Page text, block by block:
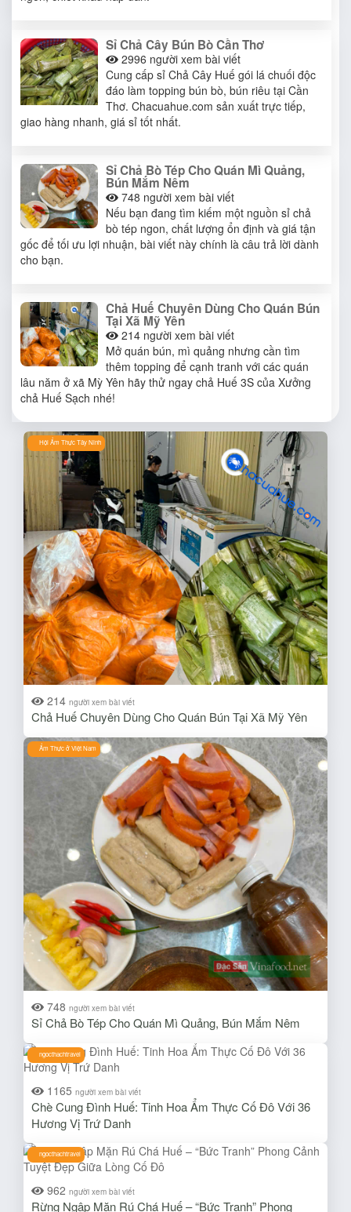
Sỉ Chả Cây Bún Bò Cần Thơ
2996 người xem bài viết
Cung cấp sỉ Chả Cây Huế gói lá chuối độc
đáo làm topping bún bò, bún riêu tại Cần
Thơ. Chacuahue.com sản xuất trực tiếp,
giao hàng nhanh, giá sỉ tốt nhất.
Sỉ Chả Bò Tép Cho Quán Mì Quảng,
Bún Mắm Nêm
748 người xem bài viết
Nếu bạn đang tìm kiếm một nguồn sỉ chả
bò tép ngon, chất lượng ổn định và giá tận
gốc để tối ưu lợi nhuận, bài viết này chính là câu trả lời dành
cho bạn.
Chả Huế Chuyên Dùng Cho Quán Bún
Tại Xã Mỹ Yên
214 người xem bài viết
Mở quán bún, mì quảng nhưng cần tìm
thêm topping để cạnh tranh với các quán
lâu năm ở xã Mỳ Yên hãy thử ngay chả Huế 3S của Xưởng
chả Huế Sạch nhé!
Hội Ẩm Thực Tây Ninh
214 người xem bài viết
Chả Huế Chuyên Dùng Cho Quán Bún Tại Xã Mỹ Yên
Ẩm Thực ở Việt Nam
748 người xem bài viết
Sỉ Chả Bò Tép Cho Quán Mì Quảng, Bún Mắm Nêm
ngocthachtravel
1165 người xem bài viết
Chè Cung Đình Huế: Tinh Hoa Ẩm Thực Cố Đô Với 36
Hương Vị Trứ Danh
ngocthachtravel
962 người xem bài viết
Rừng Ngập Mặn Rú Chá Huế – “Bức Tranh” Phong